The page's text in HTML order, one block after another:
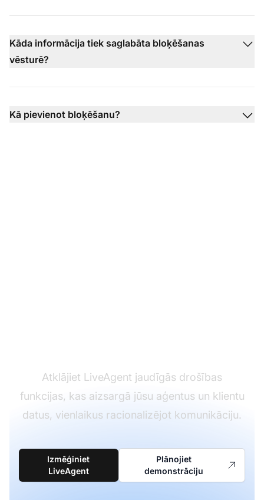
Kāda informācija tiek saglabāta bloķēšanas
vēsturē?
Kā pievienot bloķēšanu?
Atklājiet LiveAgent jaudīgās drošības
funkcijas, kas aizsargā jūsu aģentus un klientu
datus, vienlaikus racionalizējot komunikāciju.
Izmēģiniet
LiveAgent
Plānojiet
demonstrāciju